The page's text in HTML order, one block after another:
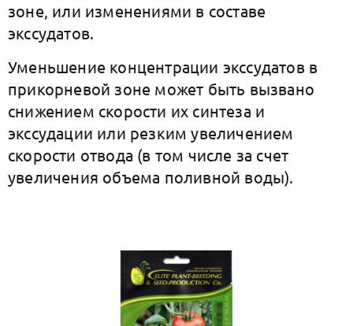
зоне, или изменениями в составе
экссудатов.
Уменьшение концентрации экссудатов в
прикорневой зоне может быть вызвано
снижением скорости их синтеза и
экссудации или резким увеличением
скорости отвода (в том числе за счет
увеличения объема поливной воды).